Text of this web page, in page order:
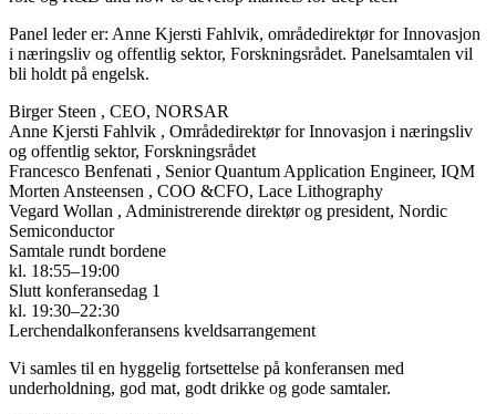
Panel leder er: Anne Kjersti Fahlvik, områdedirektør for Innovasjon
i næringsliv og offentlig sektor, Forskningsrådet. Panelsamtalen vil
bli holdt på engelsk.
Birger Steen , CEO, NORSAR
Anne Kjersti Fahlvik , Områdedirektør for Innovasjon i næringsliv
og offentlig sektor, Forskningsrådet
Francesco Benfenati , Senior Quantum Application Engineer, IQM
Morten Ansteensen , COO &CFO, Lace Lithography
Vegard Wollan , Administrerende direktør og president, Nordic
Semiconductor
Samtale rundt bordene
kl. 18:55–19:00
Slutt konferansedag 1
kl. 19:30–22:30
Lerchendalkonferansens kveldsarrangement
Vi samles til en hyggelig fortsettelse på konferansen med
underholdning, god mat, godt drikke og gode samtaler.